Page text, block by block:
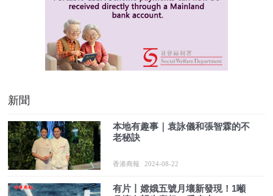
新聞
本地有趣事｜袁詠儀和張智霖的不
老秘訣
香港商報 2024-08-22
有片丨嫦娥五號月壤新發現！1噸